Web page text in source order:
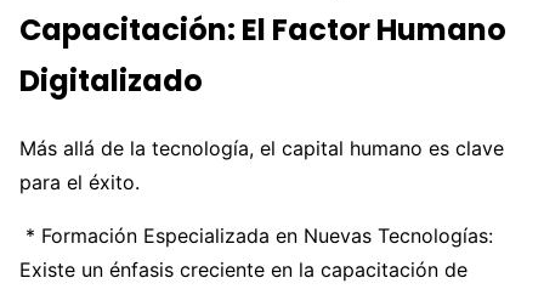
Capacitación: El Factor Humano
Digitalizado
Más allá de la tecnología, el capital humano es clave
para el éxito.
* Formación Especializada en Nuevas Tecnologías:
Existe un énfasis creciente en la capacitación de